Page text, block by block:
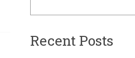
Recent Posts